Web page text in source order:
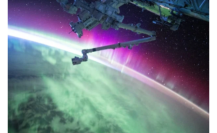
fonctions pour lesquelles ils ont été conçus.